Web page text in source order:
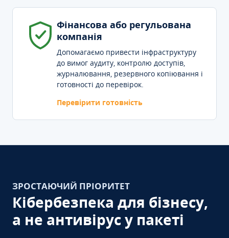
Фінансова або регульована
компанія
Допомагаємо привести інфраструктуру
до вимог аудиту, контролю доступів,
журналювання, резервного копіювання і
готовності до перевірок.
Перевірити готовність
ЗРОСТАЮЧИЙ ПРІОРИТЕТ
Кібербезпека для бізнесу,
а не антивірус у пакеті